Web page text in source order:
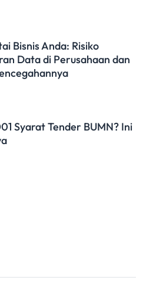
Bisnis Anda: Risiko
Data di Perusahaan dan
Syarat Tender BUMN? Ini